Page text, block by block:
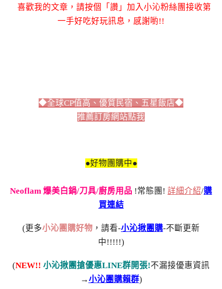
喜歡我的文章，請按個「讚」加入小沁粉絲團接收第
一手好吃好玩訊息，感謝喲!!
◆全球CP值高、優質民宿、五星飯店◆
推薦訂房網站點我
●好物團購中●
Neoflam 爆美白鍋/刀具/廚房用品 !常態團! 詳細介紹/購
買連結
(更多小沁團購好物 ，請看-小沁揪團購-不斷更新
中!!!!!)
(NEW!! 小沁揪團搶優惠LINE群開張!不漏接優惠資訊
→小沁團購賴群)